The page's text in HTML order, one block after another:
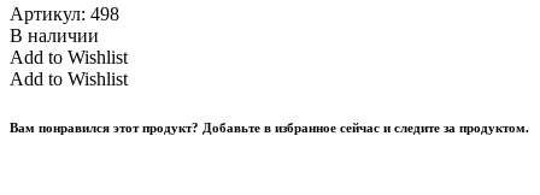
Артикул: 498
В наличии
Add to Wishlist
Add to Wishlist
Вам понравился этот продукт? Добавьте в избранное сейчас и следите за продуктом.